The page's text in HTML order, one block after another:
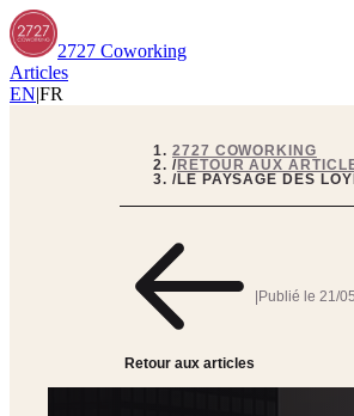
2727 Coworking
Articles
EN|FR
2727 COWORKING
/RETOUR AUX
/LE PAYSAGE DES
Retour aux articles
Publié le 21/